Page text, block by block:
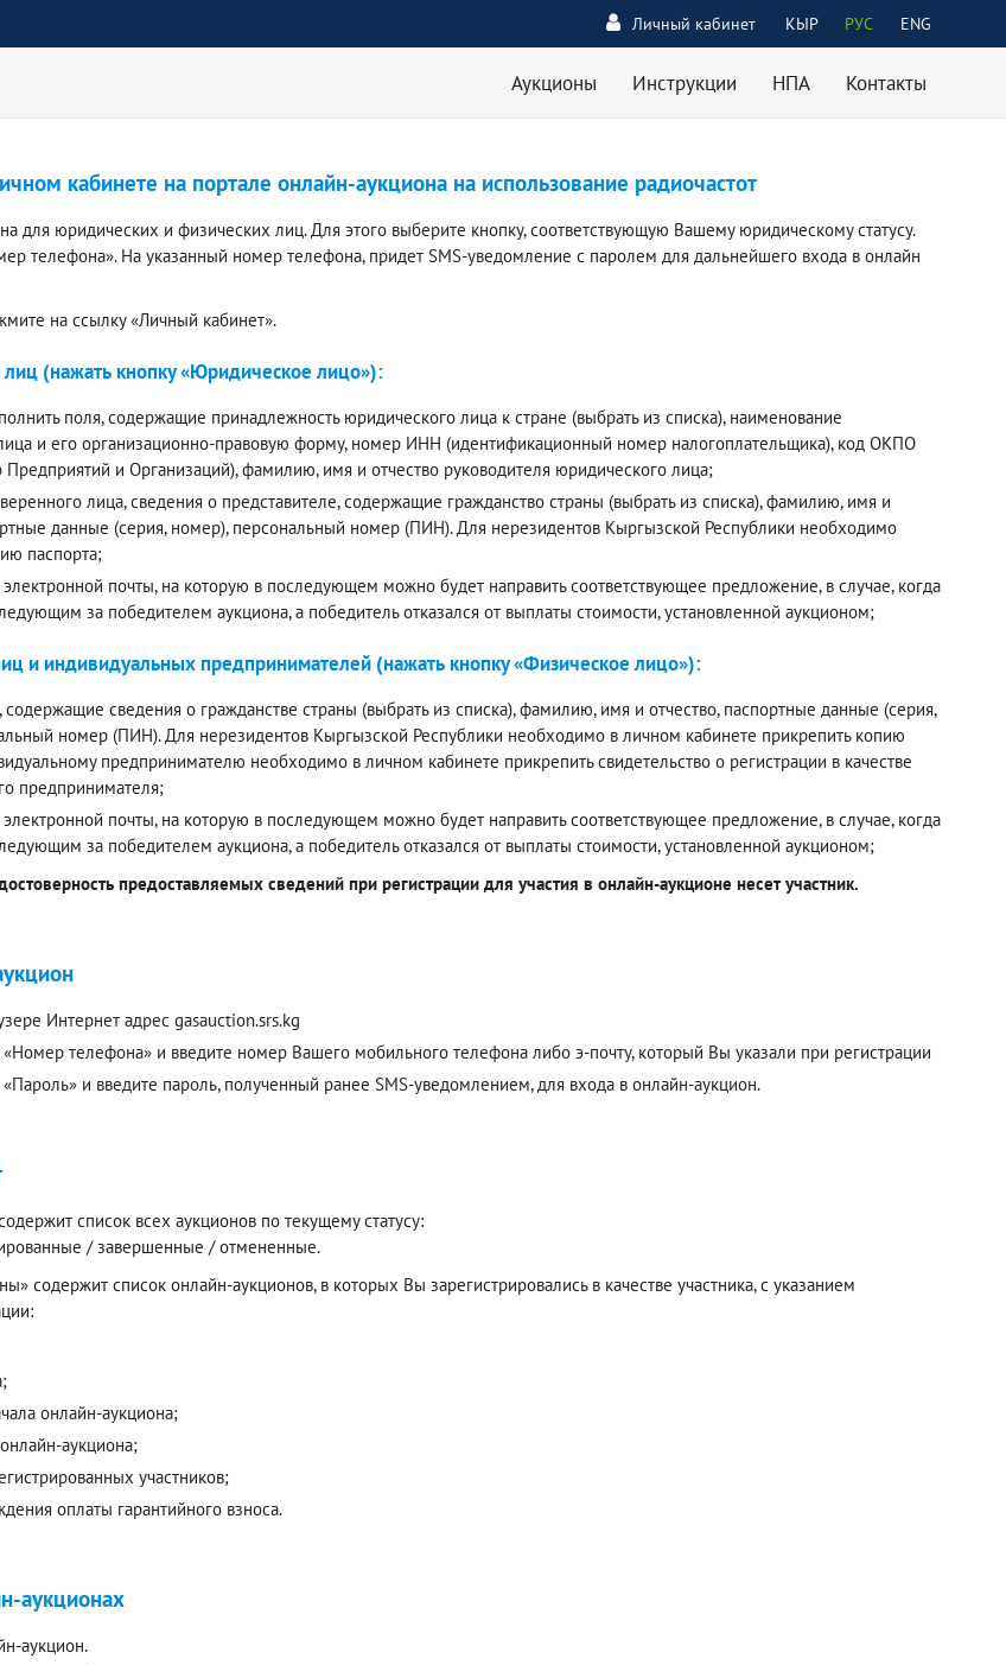
КЫР РУС ENG
Личный кабинет
Аукционы Инструкции НПА Контакты
кабинете на портале онлайн-аукциона на использование радиочастот
для юридических и физических лиц. Для этого выберите кнопку, соответствующую Вашему юридическому статусу.
телефона». На указанный номер телефона, придет SMS-уведомление с паролем для дальнейшего входа в онлайн
на ссылку «Личный кабинет».
(нажать кнопку «Юридическое лицо»):
поля, содержащие принадлежность юридического лица к стране (выбрать из списка), наименование
и его организационно-правовую форму, номер ИНН (идентификационный номер налогоплательщика), код ОКПО
Предприятий и Организаций), фамилию, имя и отчество руководителя юридического лица;
лица, сведения о представителе, содержащие гражданство страны (выбрать из списка), фамилию, имя и
данные (серия, номер), персональный номер (ПИН). Для нерезидентов Кыргызской Республики необходимо
паспорта;
электронной почты, на которую в последующем можно будет направить соответствующее предложение, в случае, когда
за победителем аукциона, а победитель отказался от выплаты стоимости, установленной аукционом;
и индивидуальных предпринимателей (нажать кнопку «Физическое лицо»):
содержащие сведения о гражданстве страны (выбрать из списка), фамилию, имя и отчество, паспортные данные (серия,
номер (ПИН). Для нерезидентов Кыргызской Республики необходимо в личном кабинете прикрепить копию
предпринимателю необходимо в личном кабинете прикрепить свидетельство о регистрации в качестве
предпринимателя;
электронной почты, на которую в последующем можно будет направить соответствующее предложение, в случае, когда
за победителем аукциона, а победитель отказался от выплаты стоимости, установленной аукционом;
предоставляемых сведений при регистрации для участия в онлайн-аукционе несет участник.
Интернет адрес gasauction.srs.kg
телефона» и введите номер Вашего мобильного телефона либо э-почту, который Вы указали при регистрации
и введите пароль, полученный ранее SMS-уведомлением, для входа в онлайн-аукцион.
список всех аукционов по текущему статусу:
/ завершенные / отмененные.
содержит список онлайн-аукционов, в которых Вы зарегистрировались в качестве участника, с указанием
онлайн-аукциона;
аукциона;
участников;
оплаты гарантийного взноса.
аукционах
аукцион.